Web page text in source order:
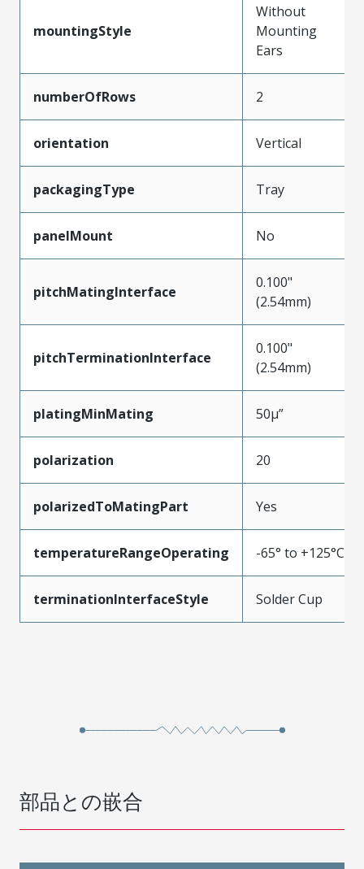
mountingStyle
Without
Mounting
Ears
numberOfRows 2
orientation Vertical
packagingType Tray
panelMount No
pitchMatingInterface
0.100"
(2.54mm)
pitchTerminationInterface
0.100"
(2.54mm)
platingMinMating 50µ”
polarization 20
polarizedToMatingPart Yes
temperatureRangeOperating -65° to +125°C
terminationInterfaceStyle Solder Cup
部品との嵌合